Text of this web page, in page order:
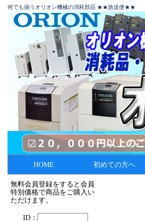
何でも揃うオリオン機械の消耗部品 ★★急送便★★
HOME 初めての方へ
無料会員登録をすると会員
特別価格で商品をご購入い
ただけます。